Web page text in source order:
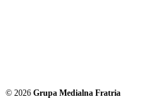
© 2026 Grupa Medialna Fratria